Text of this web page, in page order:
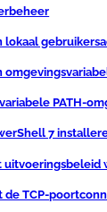
lokaal
PATH-
7
uitvoeringsbeleid
de TCP-